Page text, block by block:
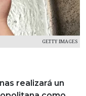
GETTY IMAGES
realizará un